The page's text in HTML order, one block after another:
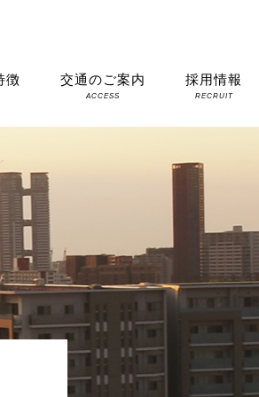
採用情報
RECRUIT
交通のご案内
ACCESS
徴